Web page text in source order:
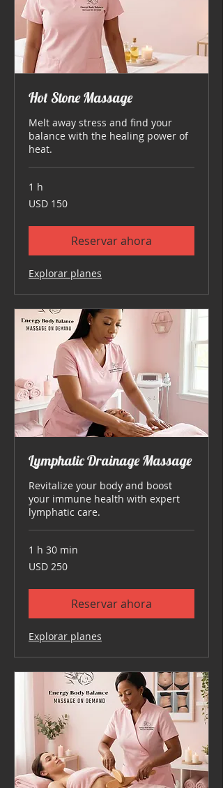
Hot Stone Massage
Melt away stress and find your
balance with the healing power of
heat.
1 h
150
dólares
USD 150
Reservar ahora
Explorar planes
Lymphatic Drainage Massage
Revitalize your body and boost
your immune health with expert
lymphatic care.
1 h 30 min
250
dólares
USD 250
Reservar ahora
Explorar planes